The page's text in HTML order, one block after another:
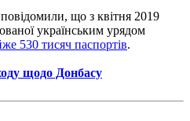
що з квітня 2019
українським урядом
530 тисяч паспортів.
щодо Донбасу